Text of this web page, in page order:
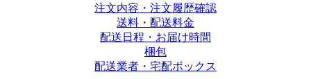
注文内容・注文履歴確認
送料・配送料金
配送日程・お届け時間
梱包
配送業者・宅配ボックス